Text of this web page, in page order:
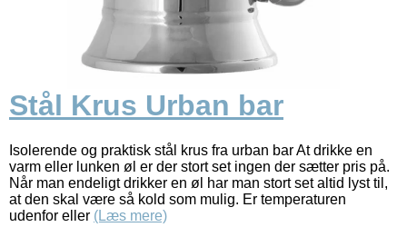
Stål Krus Urban bar
Isolerende og praktisk stål krus fra urban bar At drikke en
varm eller lunken øl er der stort set ingen der sætter pris på.
Når man endeligt drikker en øl har man stort set altid lyst til,
at den skal være så kold som mulig. Er temperaturen
udenfor eller (Læs mere)